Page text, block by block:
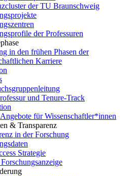
der TU Braunschweig
der Professuren
in den frühen Phasen der
Karriere
und Tenure-Track
für Wissenschaftler*innen
& Transparenz
in der Forschung
Strategie